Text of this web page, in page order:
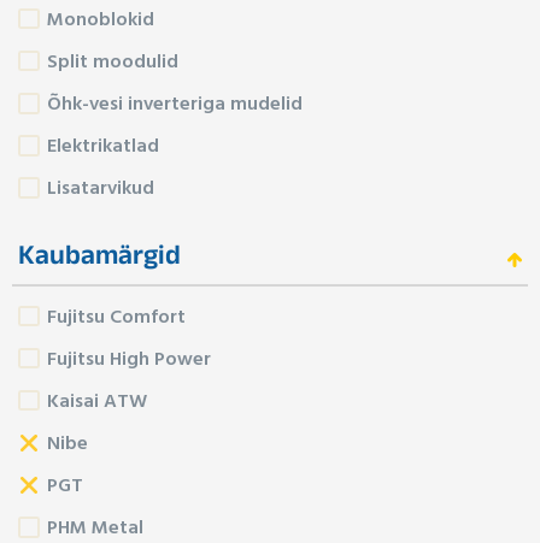
Monoblokid
Split moodulid
Õhk-vesi inverteriga mudelid
Elektrikatlad
Lisatarvikud
Kaubamärgid
Fujitsu Comfort
Fujitsu High Power
Kaisai ATW
Nibe
PGT
PHM Metal